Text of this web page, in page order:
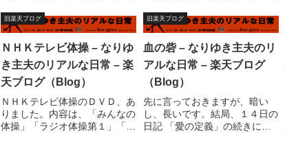
妻もいないし、勝負事に気合が
入りません。しかし、馬券は買
っております。日経新春杯は馬
単５、６の裏表。京成杯は3連
複７を１頭軸に１...
の医師から説明を聞いた。殴ら
れて倒れた際に後頭部を強打、
頭蓋骨骨折、脳挫傷。事件は朝
の６時ごろ。６時間くらいがひ
とつの山。急いで...
旧楽天ブログ
ＮＨＫテレビ体操 – なりゆ
き主夫のリアルな日常 – 楽
天ブログ（Blog）
ＮＨＫテレビ体操のＤＶＤ、あ
りました。内容は、「みんなの
体操」「ラジオ体操第１」「ラ
旧楽天ブログ
血の砦 – なりゆき主夫のリ
アルな日常 – 楽天ブログ
（Blog）
先に言っておきますが、暗い
し、長いです。結局、１４日の
日記 「愛の定義」の続きにな